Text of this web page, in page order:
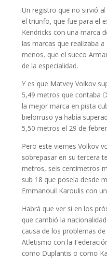
Un registro que no sirvió
el triunfo, que fue para el
Kendricks con una marca
las marcas que realizaba
menos, que el sueco
de la especialidad.
Y es que Matvey Volkov
5,49 metros que contaba
la mejor marca en pista
bielorruso ya había
5,50 metros el 29 de
Pero este viernes Volkov
sobrepasar en su tercera
metros, seis centímetros
sub 18 que poseía desde
Emmanouil Karoulis con
Habrá que ver si en los
que cambió la
causa de los problemas
Atletismo con la
como Duplantis o como